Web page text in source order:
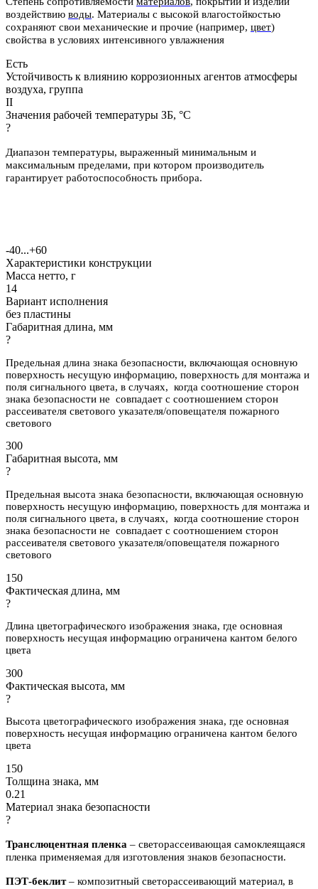
воздействию воды. Материалы с высокой влагостойкостью
сохраняют свои механические и прочие (например, цвет)
свойства в условиях интенсивного увлажнения
Есть
Устойчивость к влиянию коррозионных агентов атмосферы
воздуха, группа
II
Значения рабочей температуры ЗБ, °С
?
Диапазон температуры, выраженный минимальным и
максимальным пределами, при котором производитель
гарантирует работоспособность прибора.
-40...+60
Характеристики конструкции
Масса нетто, г
14
Вариант исполнения
без пластины
Габаритная длина, мм
?
Предельная длина знака безопасности, включающая основную
поверхность несущую информацию, поверхность для монтажа и
поля сигнального цвета, в случаях, когда соотношение сторон
знака безопасности не совпадает с соотношением сторон
рассеивателя светового указателя/оповещателя пожарного
светового
300
Габаритная высота, мм
?
Предельная высота знака безопасности, включающая основную
поверхность несущую информацию, поверхность для монтажа и
поля сигнального цвета, в случаях, когда соотношение сторон
знака безопасности не совпадает с соотношением сторон
рассеивателя светового указателя/оповещателя пожарного
светового
150
Фактическая длина, мм
?
Длина цветографического изображения знака, где основная
поверхность несущая информацию ограничена кантом белого
цвета
300
Фактическая высота, мм
?
Высота цветографического изображения знака, где основная
поверхность несущая информацию ограничена кантом белого
цвета
150
Толщина знака, мм
0.21
Материал знака безопасности
?
Транслюцентная пленка – светорассеивающая самоклеящаяся
пленка применяемая для изготовления знаков безопасности.
ПЭТ-беклит– композитный светорассеивающий материал, в